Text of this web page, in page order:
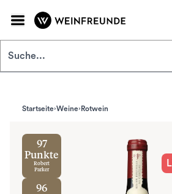
Startseite Weine Rotwein
97
Punkte
Robert
Parker
96